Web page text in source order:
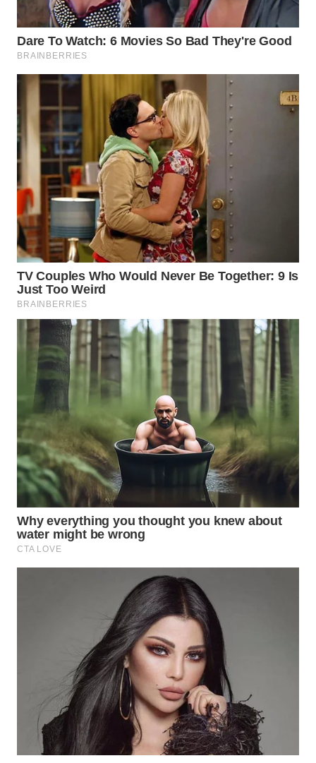
WN
SIMALUNGUN
WN
LABUHANBATU
WN
TAPANULI
TENGAH
WN DELI
SERDANG
WN
TEBING
TINGGI
PAKPAK
WN
KARAWANG
WN
BEKASI
WN
BOGOR
WN
DEPOK
WN
PADANG
LAWAS